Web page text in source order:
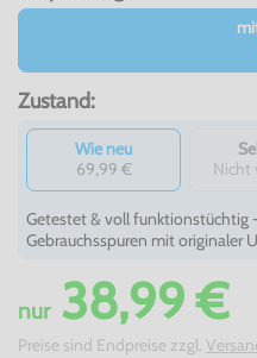
Zustand:
Wie neu
69,99 €
Nicht
Getestet & voll funktionstüchtig
Gebrauchsspuren mit originaler
nur38,99 €
Preise sind Endpreise zzgl.